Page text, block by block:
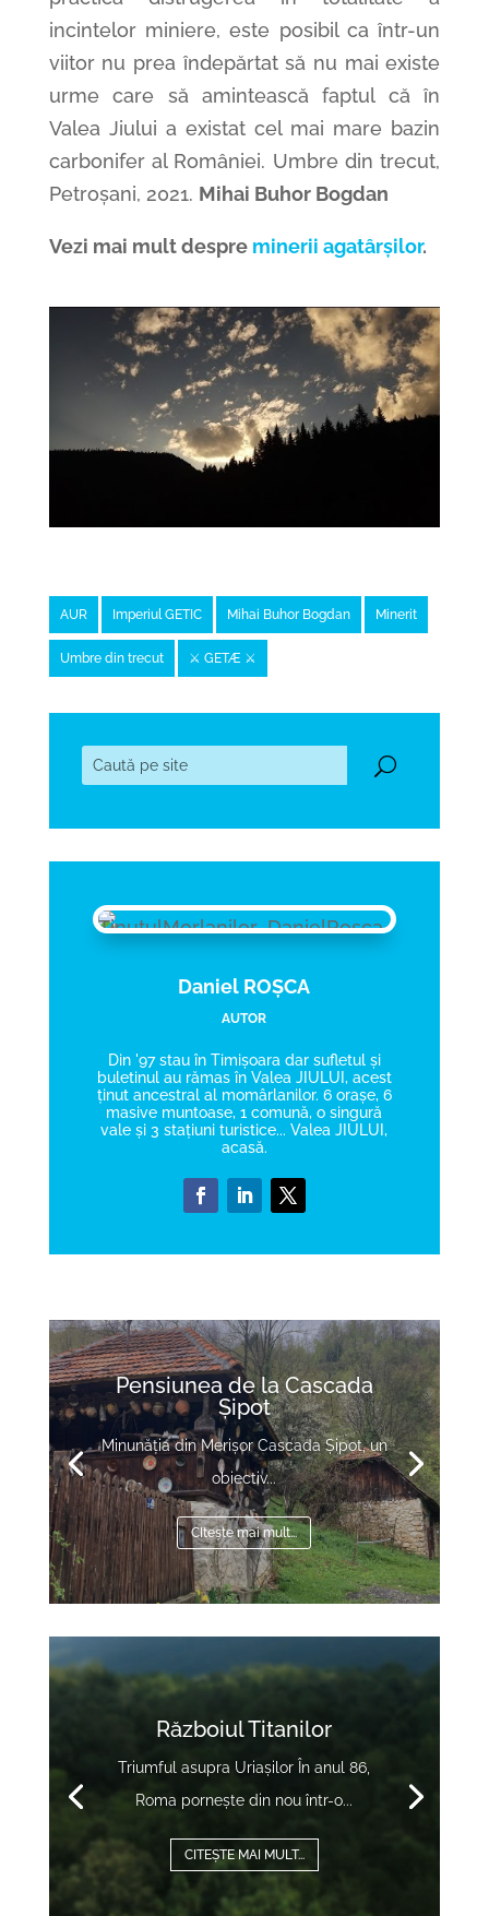
incintelor miniere, este posibil ca într-un
viitor nu prea îndepărtat să nu mai existe
urme care să amintească faptul că în
Valea Jiului a existat cel mai mare bazin
carbonifer al României. Umbre din trecut,
Petroșani, 2021. Mihai Buhor Bogdan
Vezi mai mult despre minerii agatârșilor.
AUR Imperiul GETIC Mihai Buhor Bogdan Minerit
Umbre din trecut ⚔️ GETÆ ⚔️
Daniel ROȘCA
AUTOR
Din '97 stau în Timișoara dar sufletul și
buletinul au rămas în Valea JIULUI, acest
ținut ancestral al momârlanilor. 6 orașe, 6
masive muntoase, 1 comună, o singură
vale și 3 stațiuni turistice... Valea JIULUI,
acasă.
Magia Parângului
S K Y ParângParangosPHARANX
Magnific, maiestuos,...
CItește mai mult...
Player